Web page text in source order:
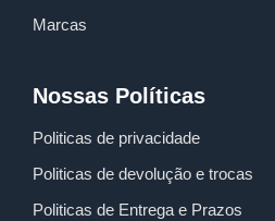
Marcas
Nossas Políticas
Politicas de privacidade
Politicas de devolução e trocas
Politicas de Entrega e Prazos